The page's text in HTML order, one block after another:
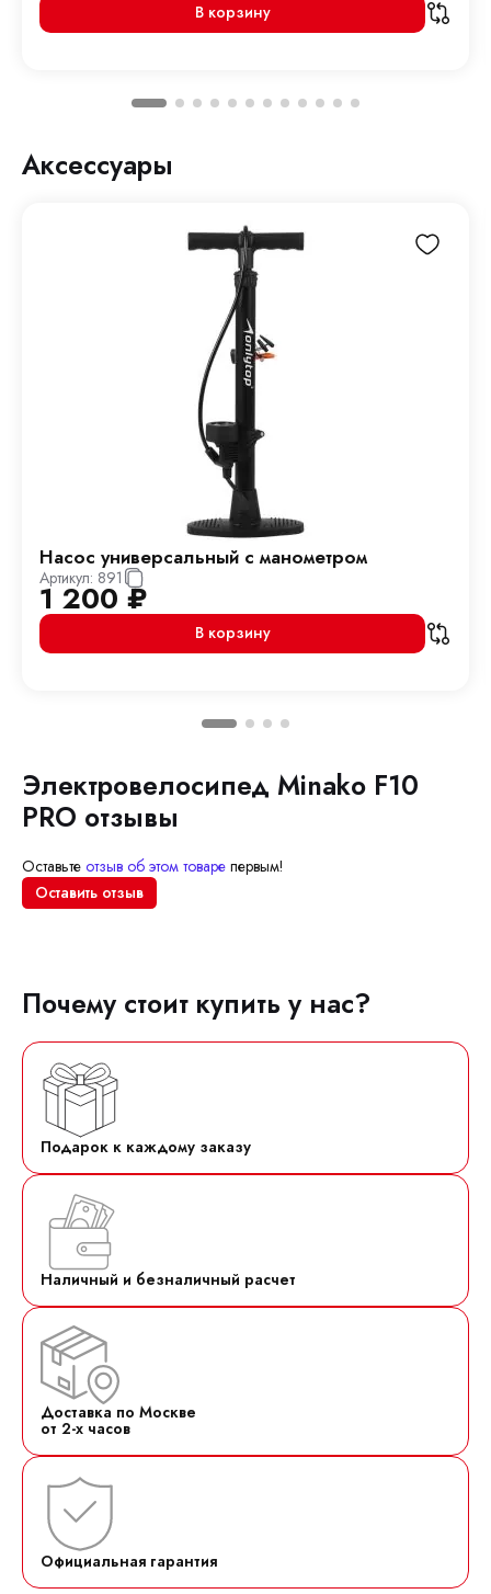
В корзину
Аксессуары
Насос универсальный с манометром
Артикул: 891
1 200₽
В корзину
Электровелосипед Minako F10
PRO отзывы
Оставьте отзыв об этом товаре первым!
Оставить отзыв
Почему стоит купить у нас?
Подарок к каждому заказу
Наличный и безналичный расчет
Доставка по Москве
от 2-х часов
Официальная гарантия